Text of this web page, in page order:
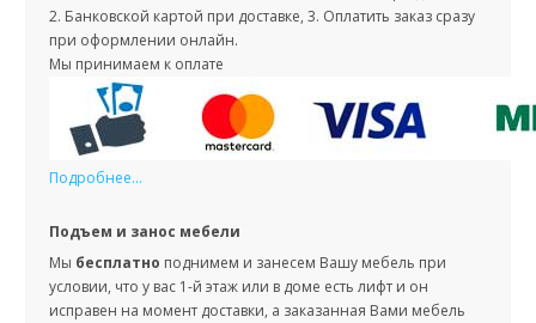
2. Банковской картой при доставке, 3. Оплатить заказ сразу
при оформлении онлайн.
Мы принимаем к оплате
Подробнее...
Подъем и занос мебели
Мы бесплатно поднимем и занесем Вашу мебель при
условии, что у вас 1-й этаж или в доме есть лифт и он
исправен на момент доставки, а заказанная Вами мебель